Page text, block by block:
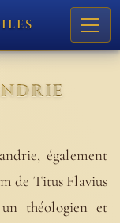
également
de Titus Flavius
théologien et